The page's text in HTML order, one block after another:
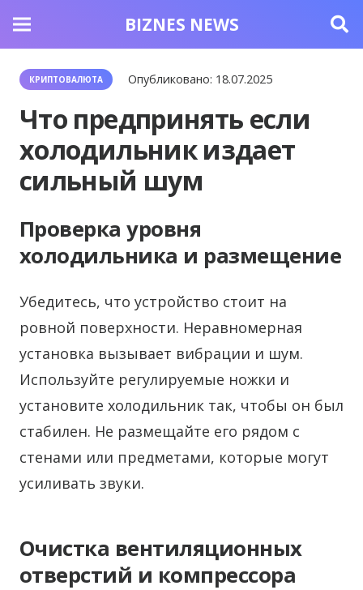
BIZNES NEWS
КРИПТОВАЛЮТА Опубликовано: 18.07.2025
Что предпринять если
холодильник издает
сильный шум
Проверка уровня
холодильника и размещение
Убедитесь, что устройство стоит на
ровной поверхности. Неравномерная
установка вызывает вибрации и шум.
Используйте регулируемые ножки и
установите холодильник так, чтобы он был
стабилен. Не размещайте его рядом с
стенами или предметами, которые могут
усиливать звуки.
Очистка вентиляционных
отверстий и компрессора